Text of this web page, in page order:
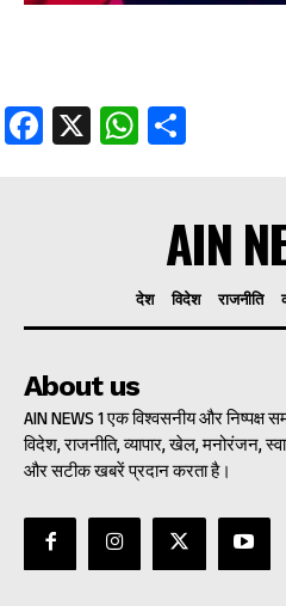
Facebook
X WhatsApp
AIN
देश विदेश राजनीति
About us
AIN NEWS 1 एक विश्वसनीय और निष्पक्ष
विदेश, राजनीति, व्यापार, खेल, मनोरंजन,
और सटीक खबरें प्रदान करता है।